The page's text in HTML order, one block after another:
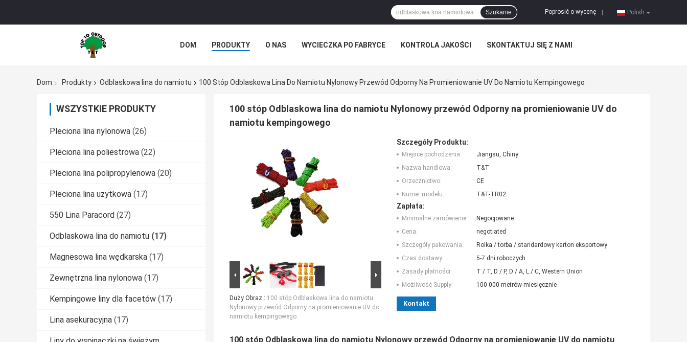
Polish
Poprosić o wycenę
Szukanie
DOM PRODUKTY O NAS WYCIECZKA PO FABRYCE KONTROLA JAKOŚCI SKONTAKTUJ SIĘ Z NAMI
Dom Produkty Odblaskowa lina do namiotu 100 Stóp Odblaskowa Lina Do Namiotu Nylonowy Przewód Odporny Na Promieniowanie UV Do Namiotu Kempingowego
WSZYSTKIE PRODUKTY
Pleciona lina nylonowa (26)
Pleciona lina poliestrowa (22)
Pleciona lina polipropylenowa (20)
Pleciona lina użytkowa (17)
550 Lina Paracord (27)
Odblaskowa lina do namiotu (17)
Magnesowa lina wędkarska (17)
Zewnętrzna lina nylonowa (17)
Kempingowe liny dla facetów (17)
Lina asekuracyjna (17)
100 stóp Odblaskowa lina do namiotu Nylonowy przewód Odporny na promieniowanie UV do
namiotu kempingowego
Duży Obraz : 100 stóp Odblaskowa lina do namiotu
Nylonowy przewód Odporny na promieniowanie UV do
namiotu kempingowego
Szczegóły Produktu:
Miejsce pochodzenia:
Jiangsu, Chiny
Nazwa handlowa:
T&T
Orzecznictwo:
CE
Numer modelu:
T&T-TR02
Zapłata:
Minimalne zamówienie:
Negocjowane
Cena:
negotiated
Szczegóły pakowania:
Rolka / torba / standardowy karton eksportowy
Czas dostawy:
5-7 dni roboczych
Zasady płatności:
T / T, D / P, D / A, L / C, Western Union
Możliwość Supply:
100 000 metrów miesięcznie
Kontakt
100 stóp Odblaskowa lina do namiotu Nylonowy przewód Odporny na promieniowanie UV do namiotu